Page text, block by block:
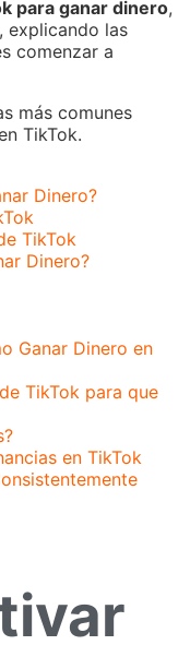
para ganar dinero,
explicando las
comenzar a
más comunes
TikTok.
Dinero?
TikTok
Dinero?
Ganar Dinero en
TikTok para que
en TikTok